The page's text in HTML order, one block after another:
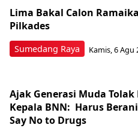
Sumedang Raya
Lima Bakal Calon
Pilkades
Kamis, 6 Agu
Ajak Generasi Muda
Kepala BNN: Harus
Say No to Drugs